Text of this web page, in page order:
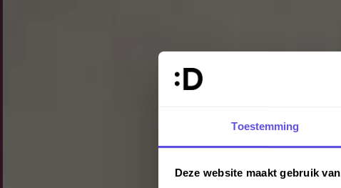
Toestemming
Deze website maakt gebruik